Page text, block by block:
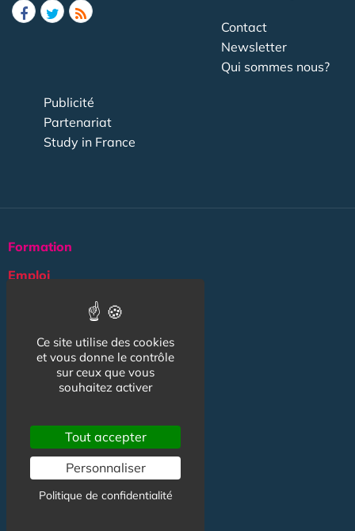
Contact
Newsletter
Qui sommes nous?
Publicité
Partenariat
Study in France
Formation
Emploi
Mode & beauté
Tarif étudiant
Logement
Argent
Association
NOS AUTRES SITES :
Ce site utilise des cookies
et vous donne le contrôle
sur ceux que vous
souhaitez activer
Tout accepter
Personnaliser
Politique de confidentialité